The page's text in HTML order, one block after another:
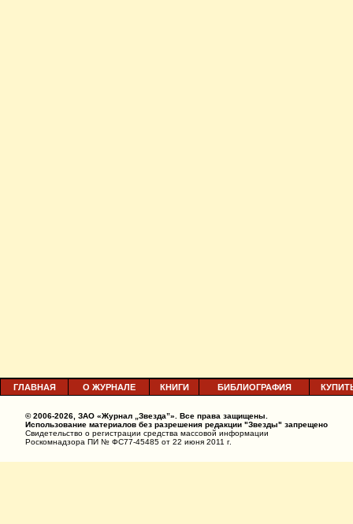
ГЛАВНАЯ О ЖУРНАЛЕ КНИГИ БИБЛИОГРАФИЯ
© 2006-2026, ЗАО «Журнал „Звезда”». Все права защищены.
Использование материалов без разрешения редакции "Звезды" запрещено
Свидетельство о регистрации средства массовой информации
Роскомнадзора ПИ № ФС77-45485 от 22 июня 2011 г.